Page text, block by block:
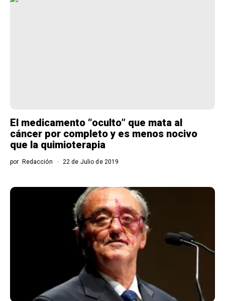
El medicamento “oculto” que mata al
cáncer por completo y es menos nocivo
que la quimioterapia
por Redacción 22 de Julio de 2019